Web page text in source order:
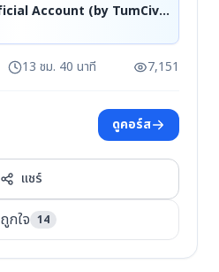
Tumjob Official Account (by TumCivil), นาย อำนวย บรรลือยศ
13 ชม. 40 นาที 7,151
ดูคอร์ส
แชร์
ถูกใจ 14